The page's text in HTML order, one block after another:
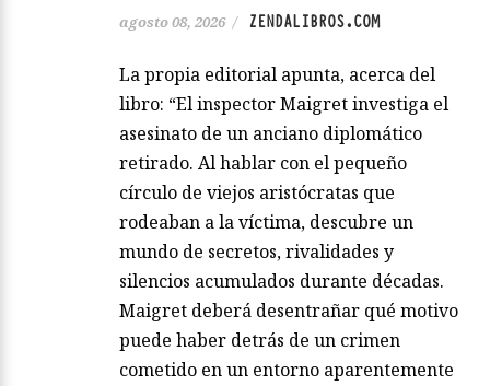
agosto 08, 2026 / ZENDALIBROS.COM
La propia editorial apunta, acerca del
libro: “El inspector Maigret investiga el
asesinato de un anciano diplomático
retirado. Al hablar con el pequeño
círculo de viejos aristócratas que
rodeaban a la víctima, descubre un
mundo de secretos, rivalidades y
silencios acumulados durante décadas.
Maigret deberá desentrañar qué motivo
puede haber detrás de un crimen
cometido en un entorno aparentemente